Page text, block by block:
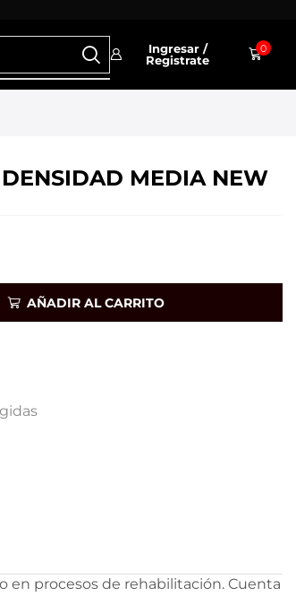
Ingresar /
Registrate
0
MEDIA NEW
AÑADIR AL CARRITO
en procesos de rehabilitación. Cuenta